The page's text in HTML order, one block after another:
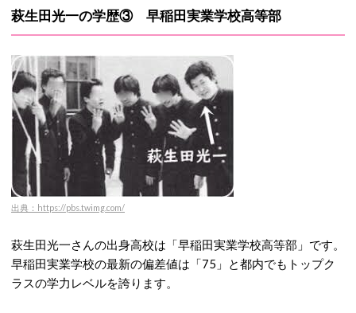
萩生田光一の学歴③ 早稲田実業学校高等部
出典：https://pbs.twimg.com/
萩生田光一さんの出身高校は「早稲田実業学校高等部」です。
早稲田実業学校の最新の偏差値は「75」と都内でもトップク
ラスの学力レベルを誇ります。